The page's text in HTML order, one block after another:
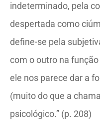
indeterminado, pela
despertada como
define-se pela
com o outro na
ele nos parece dar a
(muito do que a
psicológico.” (p. 208)